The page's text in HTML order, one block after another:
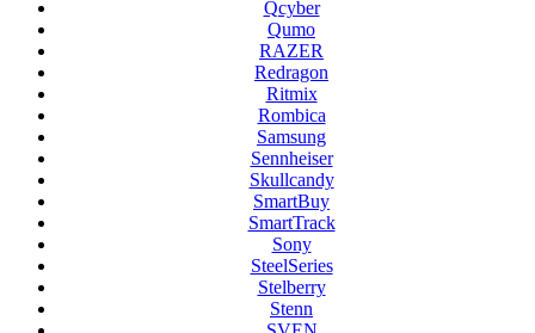
Qcyber
Qumo
RAZER
Redragon
Ritmix
Rombica
Samsung
Sennheiser
Skullcandy
SmartBuy
SmartTrack
Sony
SteelSeries
Stelberry
Stenn